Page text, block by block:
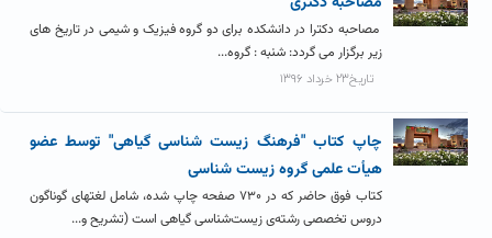
مصاحبه دکترا در دانشکده برای دو گروه فیزیک و شیمی در تاریخ های
زیر برگزار می گردد: شنبه : گروه...
تاریخ۲۳ خرداد ۱۳۹۶
چاپ کتاب "فرهنگ زیست شناسی گیاهی" توسط عضو
هیأت علمی گروه زیست شناسی
کتاب فوق حاضر که در ۷۳۰ صفحه چاپ شده، شامل لغتهای گوناگون
دروس تخصصی رشته‌ی زیست‌شناسی گیاهی است (تشریح و...